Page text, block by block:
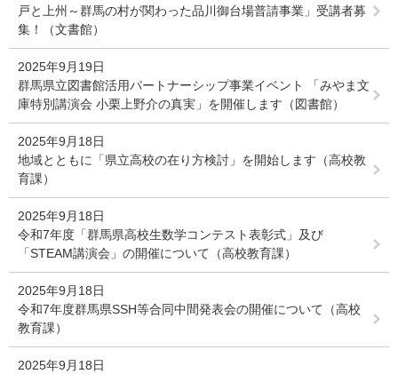
戸と上州～群馬の村が関わった品川御台場普請事業」受講者募
集！（文書館）
2025年9月19日
群馬県立図書館活用パートナーシップ事業イベント 「みやま文
庫特別講演会 小栗上野介の真実」を開催します（図書館）
2025年9月18日
地域とともに「県立高校の在り方検討」を開始します（高校教
育課）
2025年9月18日
令和7年度「群馬県高校生数学コンテスト表彰式」及び
「STEAM講演会」の開催について（高校教育課）
2025年9月18日
令和7年度群馬県SSH等合同中間発表会の開催について（高校
教育課）
2025年9月18日